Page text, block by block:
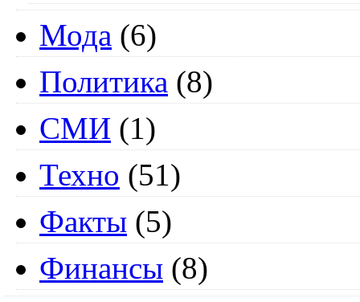
Мода (6)
Политика (8)
СМИ (1)
Техно (51)
Факты (5)
Финансы (8)